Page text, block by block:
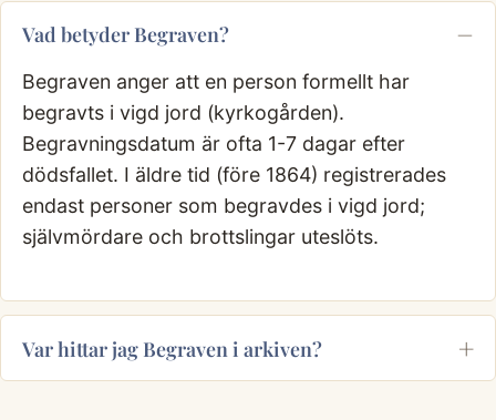
Vad betyder Begraven?
Begraven anger att en person formellt har
begravts i vigd jord (kyrkogården).
Begravningsdatum är ofta 1-7 dagar efter
dödsfallet. I äldre tid (före 1864) registrerades
endast personer som begravdes i vigd jord;
självmördare och brottslingar uteslöts.
Var hittar jag Begraven i arkiven?